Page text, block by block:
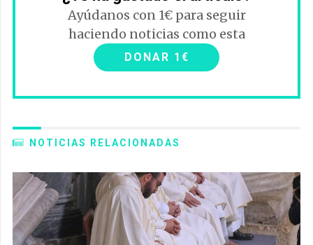
Ayúdanos con 1€ para seguir
haciendo noticias como esta
DONAR 1€
NOTICIAS RELACIONADAS